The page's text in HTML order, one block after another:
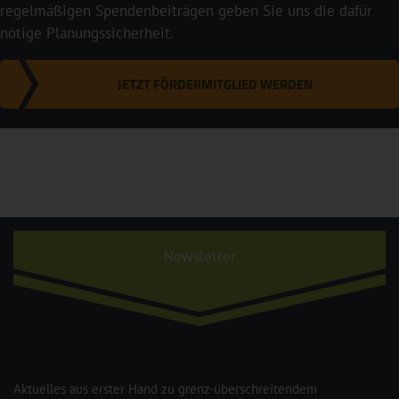
regelmäßigen Spendenbeiträgen geben Sie uns die dafür
nötige Planungssicherheit.
JETZT FÖRDERMITGLIED WERDEN
Newsletter
Aktuelles aus erster Hand zu grenz-überschreitendem